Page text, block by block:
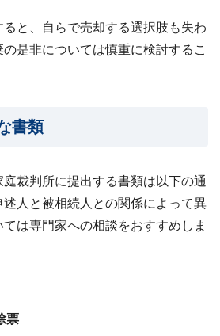
と、自らで売却する選択肢も失わ
是非については慎重に検討するこ
書類
裁判所に提出する書類は以下の通
述人と被相続人との関係によって異
は専門家への相談をおすすめしま
票